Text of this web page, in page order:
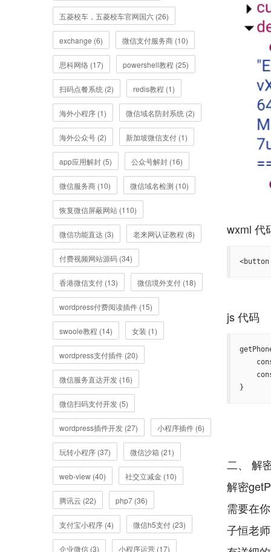
五菱校车，五菱校车官网国六 (26)
exchange (6) 微信支付服务商 (10)
思科网络 (17) powershell教程 (25)
扫码点餐系统 (2) redis教程 (1)
海外小程序 (1) 微信域名防封系统 (2)
海外公众号 (2) 新加坡微信支付 (1)
app应用解封 (5) 公众号解封 (16)
微信服务商 (10) 微信域名检测 (10)
恢复微信屏蔽网站 (110)
微信功能直达 (3) 老来网认证教程 (8)
付费视频网站源码 (34)
香港微信支付 (13) 微信境外支付 (18)
wordpress付费阅读插件 (15)
swoole教程 (14) 女装 (1)
wordpress支付插件 (20)
微信服务直达开发 (16)
微信扫码支付开发 (5)
wordpress插件开发 (27) 小程序插件 (6)
玩转小程序 (37) 微信沙箱 (21)
web-view (40) 社交立减金 (10)
腾讯云 (22) php7 (36)
支付宝小程序 (4) 微信h5支付 (23)
企业微信 (3) 小程序运营 (17)
<button
}
二、 解
解密
需要在
子恒老